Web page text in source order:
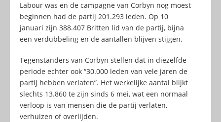
Labour was en de campagne van Corbyn nog moest
beginnen had de partij 201.293 leden. Op 10
januari zijn 388.407 Britten lid van de partij, bijna
een verdubbeling en de aantallen blijven stijgen.
Tegenstanders van Corbyn stellen dat in diezelfde
periode echter ook “30.000 leden van vele jaren de
partij hebben verlaten”. Het werkelijke aantal blijkt
slechts 13.860 te zijn sinds 6 mei, wat een normaal
verloop is van mensen die de partij verlaten,
verhuizen of overlijden.